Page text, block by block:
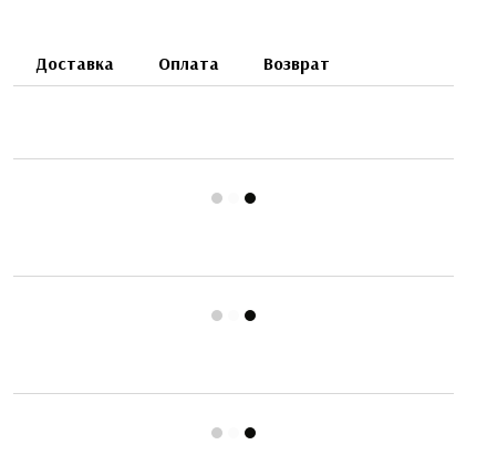
Доставка Оплата Возврат